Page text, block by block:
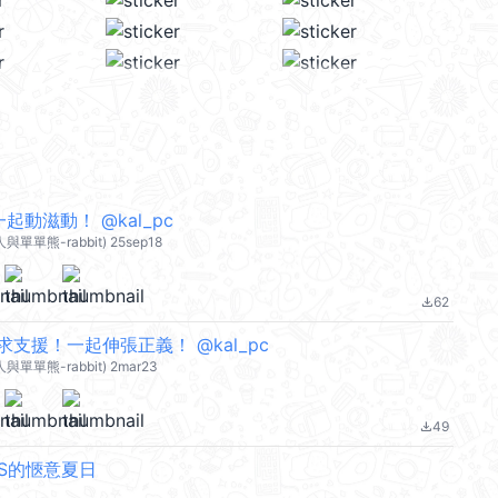
起動滋動！ @kal_pc
與單單熊-rabbit) 25sep18
file_download62
支援！一起伸張正義！ @kal_pc
與單單熊-rabbit) 2mar23
file_download49
的愜意夏日